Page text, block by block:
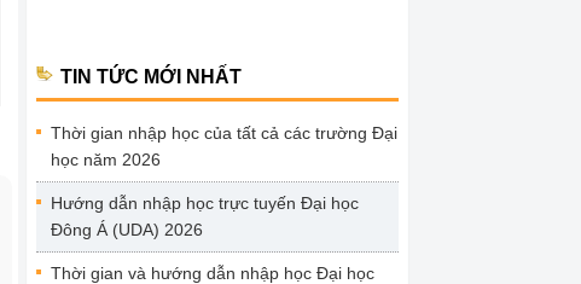
TIN TỨC MỚI NHẤT
Thời gian nhập học của tất cả các trường Đại
học năm 2026
Hướng dẫn nhập học trực tuyến Đại học
Đông Á (UDA) 2026
Thời gian và hướng dẫn nhập học Đại học